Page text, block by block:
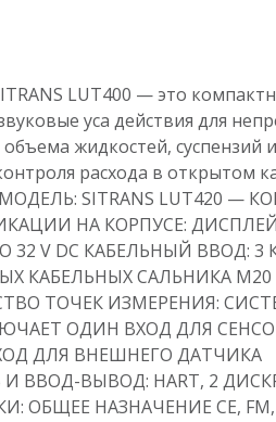
LUT400 — это
уса действия для
жидкостей, суспензий
расхода в открытом
SITRANS LUT420 —
НА КОРПУСЕ:
32 V DC КАБЕЛЬНЫЙ ВВОД: 3
КАБЕЛЬНЫХ САЛЬНИКА М20
ТОЧЕК ИЗМЕРЕНИЯ:
ОДИН ВХОД ДЛЯ
ДЛЯ ВНЕШНЕГО ДАТЧИКА
ВВОД-ВЫВОД: HART, 2
ОБЩЕЕ НАЗНАЧЕНИЕ CE, FM,